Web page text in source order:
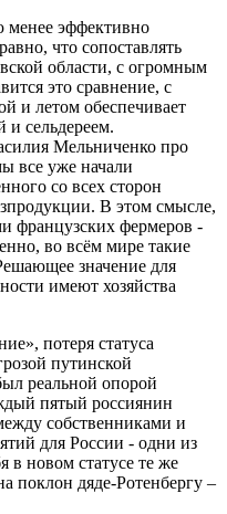
менее эффективно
что сопоставлять
области, с огромным
это сравнение, с
и летом обеспечивает
сельдереем.
Мельниченко про
все уже начали
со всех сторон
В этом смысле,
французских фермеров -
во всём мире такие
значение для
имеют хозяйства
потеря статуса
путинской
реальной опорой
пятый россиянин
собственниками и
для России - одни из
в новом статусе те же
поклон дяде-Ротенбергу –